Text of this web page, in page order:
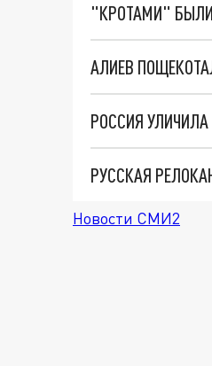
"КРОТАМИ"
Новости СМИ2